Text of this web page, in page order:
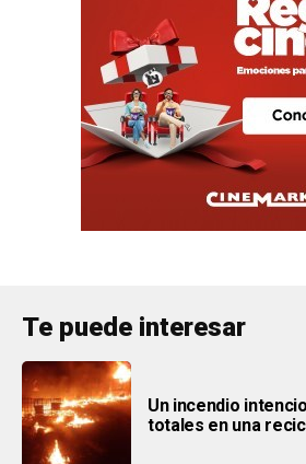
Te puede interesar
Un incendio
totales en una